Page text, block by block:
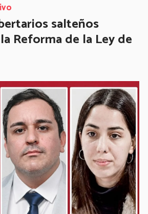
salteños
Reforma de la Ley de